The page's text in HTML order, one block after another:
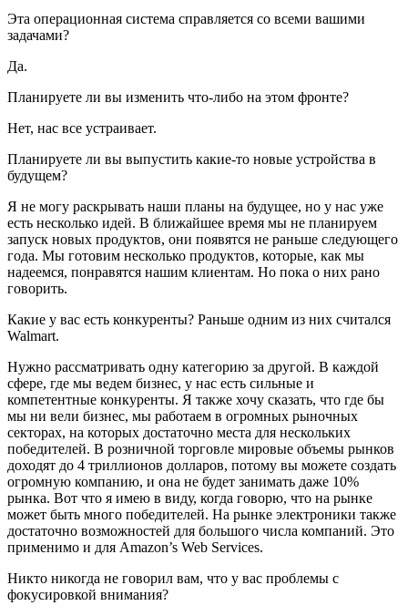
Эта операционная система справляется со всеми вашими
задачами?
Да.
Планируете ли вы изменить что-либо на этом фронте?
Нет, нас все устраивает.
Планируете ли вы выпустить какие-то новые устройства в
будущем?
Я не могу раскрывать наши планы на будущее, но у нас уже
есть несколько идей. В ближайшее время мы не планируем
запуск новых продуктов, они появятся не раньше следующего
года. Мы готовим несколько продуктов, которые, как мы
надеемся, понравятся нашим клиентам. Но пока о них рано
говорить.
Какие у вас есть конкуренты? Раньше одним из них считался
Walmart.
Нужно рассматривать одну категорию за другой. В каждой
сфере, где мы ведем бизнес, у нас есть сильные и
компетентные конкуренты. Я также хочу сказать, что где бы
мы ни вели бизнес, мы работаем в огромных рыночных
секторах, на которых достаточно места для нескольких
победителей. В розничной торговле мировые объемы рынков
доходят до 4 триллионов долларов, потому вы можете создать
огромную компанию, и она не будет занимать даже 10%
рынка. Вот что я имею в виду, когда говорю, что на рынке
может быть много победителей. На рынке электроники также
достаточно возможностей для большого числа компаний. Это
применимо и для Amazon’s Web Services.
Никто никогда не говорил вам, что у вас проблемы с
фокусировкой внимания?